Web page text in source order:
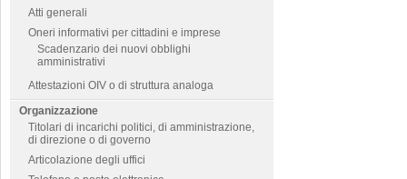
Atti generali
Oneri informativi per cittadini e imprese
Scadenzario dei nuovi obblighi
amministrativi
Attestazioni OIV o di struttura analoga
Organizzazione
Titolari di incarichi politici, di amministrazione,
di direzione o di governo
Articolazione degli uffici